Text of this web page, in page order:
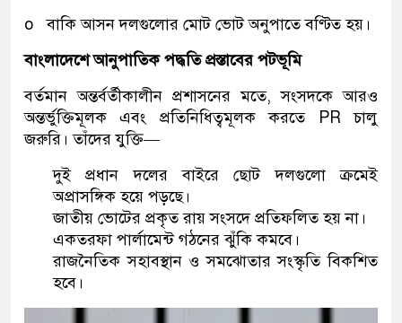
o বাকি আসন দলগুলোর মোট ভোট অনুপাতে বণ্টিত হয়।
বাংলাদেশে আনুপাতিক পদ্ধতি প্রস্তাবের পটভূমি
বর্তমান অন্তর্বর্তীকালীন প্রশাসনের মতে, সংসদকে আরও
অন্তর্ভুক্তিমূলক এবং প্রতিনিধিত্বমূলক করতে PR চালু
জরুরি। তাঁদের যুক্তি—
দুই প্রধান দলের বাইরে ছোট দলগুলো ক্রমেই
অপ্রাসঙ্গিক হয়ে পড়ছে।
জাতীয় ভোটের প্রকৃত রায় সংসদে প্রতিফলিত হয় না।
একতরফা পার্লামেন্ট গঠনের ঝুঁকি কমবে।
রাজনৈতিক সহাবস্থান ও সমঝোতার সংস্কৃতি বিকশিত
হবে।